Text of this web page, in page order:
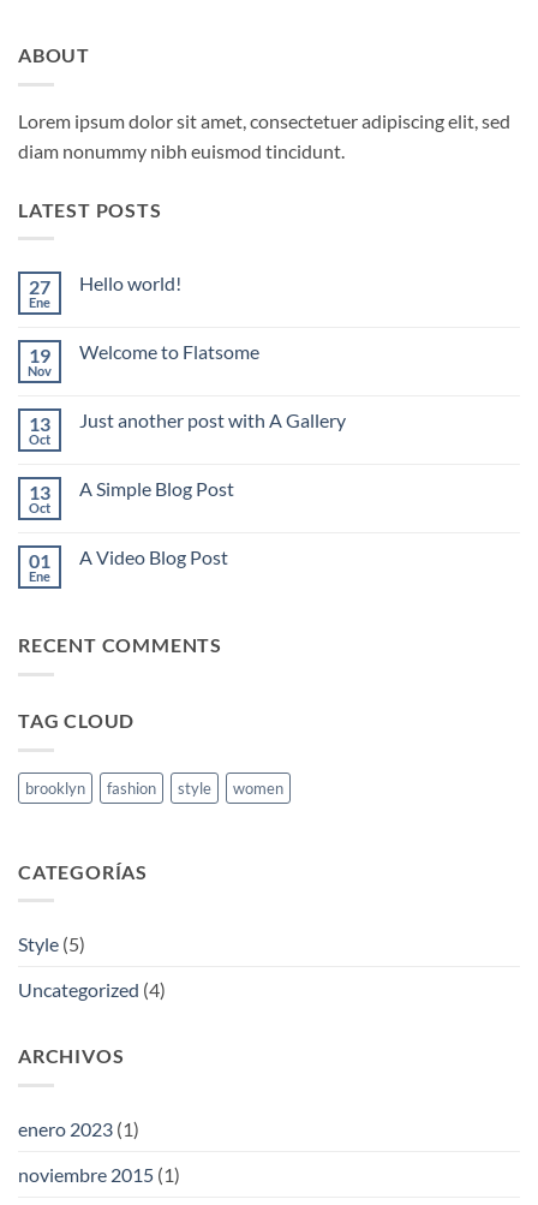
ABOUT
Lorem ipsum dolor sit amet, consectetuer adipiscing elit, sed
diam nonummy nibh euismod tincidunt.
LATEST POSTS
27
Ene
Hello world!
en
19
Nov
Welcome to Flatsome
en
13
Oct
Just another post with A Gallery
en
with
A
13
Oct
A Simple Blog Post
en
01
Ene
A Video Blog Post
A
RECENT COMMENTS
TAG CLOUD
brooklyn fashion style women
CATEGORÍAS
Style (5)
Uncategorized (4)
ARCHIVOS
enero 2023 (1)
noviembre 2015 (1)